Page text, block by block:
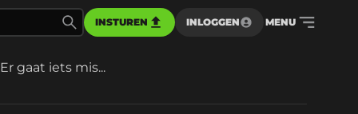
INSTUREN INLOGGEN MENU
Er gaat iets mis...